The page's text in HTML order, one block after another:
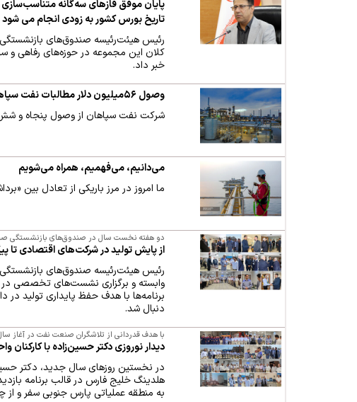
پایان موفق فازهای سه‌گانه
تاریخ بورس کشور به زودی انجام می شود
رئیس هیئت‌رئیسه صندوق‌های
کلان این مجموعه در حوزه‌های رفاهی و
خبر داد.
وصول ۵۶میلیون دلار مطالبات نفت سپاهان
شرکت نفت سپاهان از وصول پنجاه و شش میلیون دلار
می‌دانیم، می‌فهمیم، همراه می‌شویم
ما امروز در مرز باریکی از تعادل بین
دو هفته نخست سال در صندوق‌های بازنشستگی
از پایش تولید در شرکت‌های اقتصادی تا
رئیس هیئت‌رئیسه صندوق‌های
وابسته و برگزاری نشست‌های تخصصی در
برنامه‌ها با هدف حفظ پایداری تولید
دنبال شد.
با هدف قدردانی از تلاشگران صنعت نفت در آغاز
دیدار نوروزی دکتر حسین‌زاده با
در نخستین روزهای سال جدید، دکتر
هلدینگ خلیج فارس در قالب برنامه
به منطقه عملیاتی پارس جنوبی سفر و از